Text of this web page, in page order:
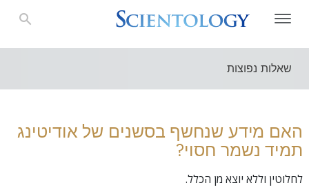
שאלות נפוצות
האם מידע שנחשף בסשנים של אודיטינג
תמיד נשמר חסוי?
לחלוטין וללא יוצא מן הכלל.